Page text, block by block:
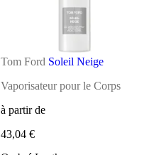
Tom Ford Soleil Neige
Vaporisateur pour le Corps
à partir de
43,04 €